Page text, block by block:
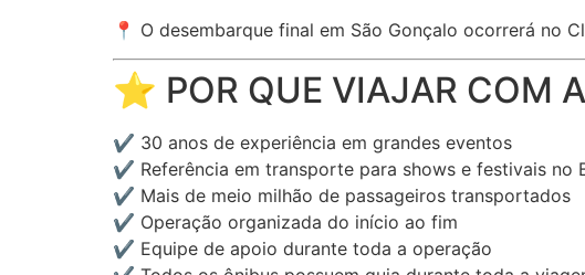
📍 O desembarque final em São Gonçalo ocorrerá no
⭐ POR QUE VIAJAR COM
✔️ 30 anos de experiência em grandes eventos
✔️ Referência em transporte para shows e festivais no
✔️ Mais de meio milhão de passageiros transportados
✔️ Operação organizada do início ao fim
✔️ Equipe de apoio durante toda a operação